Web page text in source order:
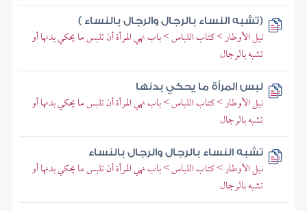
(تشبه النساء بالرجال والرجال بالنساء )
نيل الأوطار > كتاب اللباس > باب نهي المرأة أن تلبس ما يحكي بدنها أو
تشبه بالرجال
لبس المرأة ما يحكي بدنها
نيل الأوطار > كتاب اللباس > باب نهي المرأة أن تلبس ما يحكي بدنها أو
تشبه بالرجال
تشبه النساء بالرجال والرجال بالنساء
نيل الأوطار > كتاب اللباس > باب نهي المرأة أن تلبس ما يحكي بدنها أو
تشبه بالرجال